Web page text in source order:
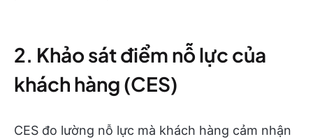
2. Khảo sát điểm nỗ lực của
khách hàng (CES)
CES đo lường nỗ lực mà khách hàng cảm nhận